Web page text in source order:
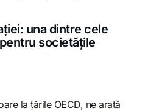
una dintre cele
societățile
la țările OECD, ne arată